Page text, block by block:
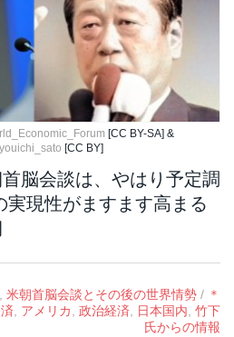
[CC BY-SA] &
[CC BY]
脳会談は、やはり予定調
実現性がますます高まる
, 米朝首脳会談とその後の世界情勢 / ＊
, アメリカ, 政治経済, 日本国内, 竹下
氏からの情報